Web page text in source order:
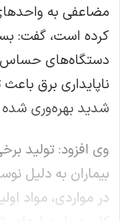
مضاعفی به
کرده است، گفت:
دستگاه‌های حساس
ناپایداری برق
شدید بهره‌وری
وی افزود: تولید
بیماران به دلیل
در مواردی، مواد